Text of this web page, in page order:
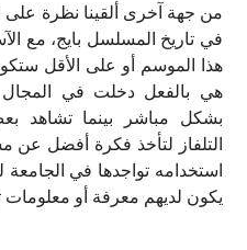
من جهة آخرى ألقينا نظرة على
في تاريخ المسلسل بايج، مع
هذا الموسم أو على الأقل
هي بالفعل دخلت في المجال
بشكل مباشر بينما تشاهد
التلفاز لتأخذ فكرة أفضل عن
استخدامه تواجدها في
يكون لديهم معرفة أو معلومات